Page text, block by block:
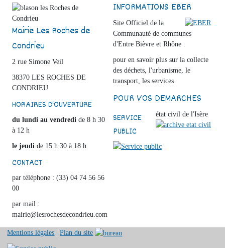
Mairie Les Roches de
Condrieu
2 rue Simone Veil
38370 LES ROCHES DE
CONDRIEU
HORAIRES D'OUVERTURE
du lundi au vendredi de 8 h 30
à 12 h
le jeudi de 15 h 30 à 18 h
CONTACT
par téléphone : (33) 04 74 56 56
00
par mail :
mairie@lesrochesdecondrieu.com
INFORMATIONS EBER
Site Officiel de la
Communauté de communes
d'Entre Bièvre et Rhône .
pour en savoir plus sur la collecte
des déchets, l'urbanisme, le
transport, les services
POUR VOS DEMARCHES
état civil de l'Isère
SERVICE
PUBLIC
Mentions légales |Plan du site